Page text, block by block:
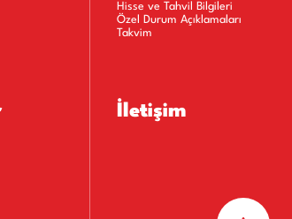
Hisse ve Tahvil Bilgileri
Özel Durum Açıklamaları
Takvim
İletişim